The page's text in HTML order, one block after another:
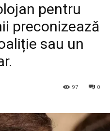
pentru
preconizează
sau un
0
97